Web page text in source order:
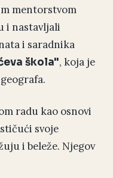
mentorstvom
i nastavljali
i saradnika
škola", koja je
radu kao osnovi
svoje
i beleže. Njegov